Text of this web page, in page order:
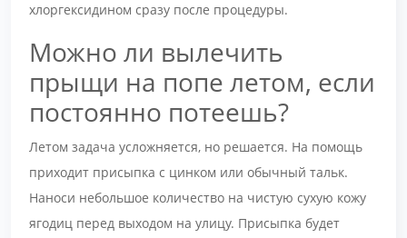
хлоргексидином сразу после процедуры.
Можно ли вылечить
прыщи на попе летом, если
постоянно потеешь?
Летом задача усложняется, но решается. На помощь
приходит присыпка с цинком или обычный тальк.
Наноси небольшое количество на чистую сухую кожу
ягодиц перед выходом на улицу. Присыпка будет